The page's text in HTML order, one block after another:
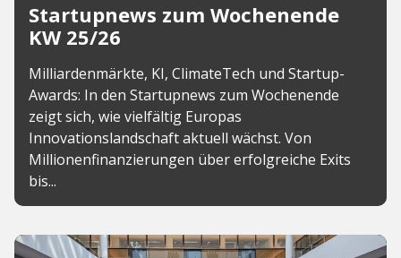
Startupnews zum Wochenende
KW 25/26
Milliardenmärkte, KI, ClimateTech und Startup-
Awards: In den Startupnews zum Wochenende
zeigt sich, wie vielfältig Europas
Innovationslandschaft aktuell wächst. Von
Millionenfinanzierungen über erfolgreiche Exits
bis...